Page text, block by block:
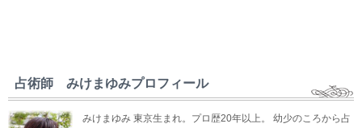
占術師 みけまゆみプロフィール
みけまゆみ 東京生まれ。プロ歴20年以上。 幼少のころから占